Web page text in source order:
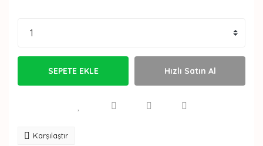
SEPETE EKLE Hızlı Satın Al
Karşılaştır